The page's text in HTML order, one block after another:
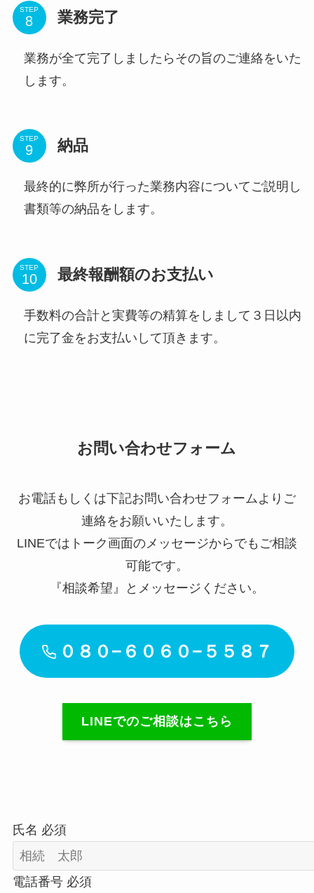
STEP 業務完了
業務が全て完了しましたらその旨のご連絡をいた
します。
STEP 納品
最終的に弊所が行った業務内容についてご説明し
書類等の納品をします。
STEP 最終報酬額のお支払い
手数料の合計と実費等の精算をしまして３日以内
に完了金をお支払いして頂きます。
お問い合わせフォーム
お電話もしくは下記お問い合わせフォームよりご
連絡をお願いいたします。
LINEではトーク画面のメッセージからでもご相談
可能です。
『相談希望』とメッセージください。
０８０−６０６０−５５８７
LINEでのご相談はこちら
氏名 必須
電話番号 必須